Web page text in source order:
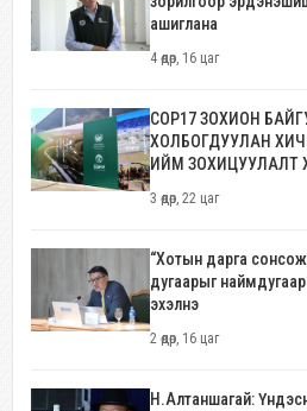
ашиглана
4 өдөр, 16 цаг
COP17 ЗОХИОН
ХОЛБОГДУУЛАН
ИЙМ ЗОХИЦУУЛАЛТ
3 өдөр, 22 цаг
“Хотын дарга сонсож
дугаарыг
эхэлнэ
2 өдөр, 16 цаг
Н.Алтаншагай: